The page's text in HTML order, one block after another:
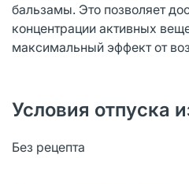
бальзамы. Это позволяет
концентрации активных
максимальный эффект от
Условия отпуска
Без рецепта